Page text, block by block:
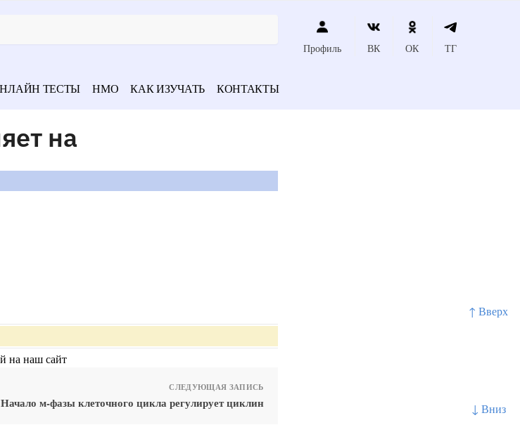
↑ Вверх
↓ Вниз
Профиль ВК ОК ТГ
ТЕСТЫ НМО КАК ИЗУЧАТЬ КОНТАКТЫ
на
на наш сайт
СЛЕДУЮЩАЯ ЗАПИСЬ
Начало м-фазы клеточного цикла регулирует циклин